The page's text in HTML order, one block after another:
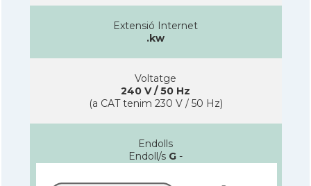
Extensió Internet
.kw
Voltatge
240 V / 50 Hz
(a CAT tenim 230 V / 50 Hz)
Endolls
Endoll/s G -